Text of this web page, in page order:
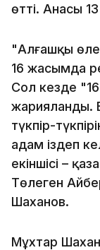
өтті. Анасы
"Алғашқы
16 жасымда
Сол кезде
жарияланды.
түкпір-
адам іздеп
екіншісі –
Төлеген
Шаханов.
Мұхтар